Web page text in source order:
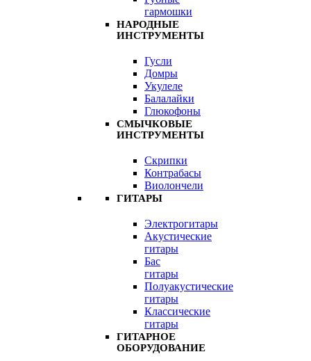
гармошки
НАРОДНЫЕ
ИНСТРУМЕНТЫ
Гусли
Домры
Укулеле
Балалайки
Глюкофоны
СМЫЧКОВЫЕ
ИНСТРУМЕНТЫ
Скрипки
Контрабасы
Виолончели
ГИТАРЫ
Электрогитары
Акустические
гитары
Бас
гитары
Полуакустические
гитары
Классические
гитары
ГИТАРНОЕ
ОБОРУДОВАНИЕ